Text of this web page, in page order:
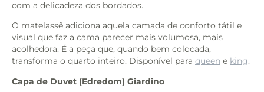
com a delicadeza dos bordados.
O matelassê adiciona aquela camada de conforto tátil e
visual que faz a cama parecer mais volumosa, mais
acolhedora. É a peça que, quando bem colocada,
transforma o quarto inteiro. Disponível para queen e king.
Capa de Duvet (Edredom) Giardino